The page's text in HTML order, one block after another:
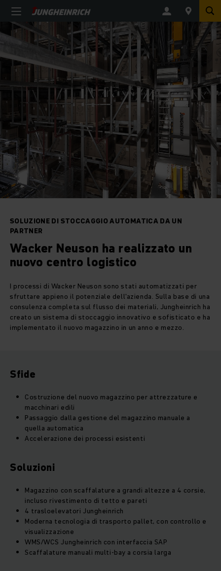
SOLUZIONE DI STOCCAGGIO AUTOMATICA DA UN
PARTNER
Wacker Neuson ha realizzato un
nuovo centro logistico
I processi di Wacker Neuson sono stati automatizzati per
sfruttare appieno il potenziale dell'azienda. Sulla base di una
consulenza completa sul flusso dei materiali, Jungheinrich ha
creato un sistema di stoccaggio innovativo e sofisticato e ha
implementato il nuovo magazzino in un anno e mezzo.
Sfide
Costruzione del nuovo magazzino per attrezzature e
macchinari edili
Passaggio dalla gestione del magazzino manuale a
quella automatica
Accelerazione dei processi esistenti
Soluzioni
Magazzino con scaffalature a grandi altezze a 4 corsie,
incluso rivestimento di tetto e pareti
4 trasloelevatori Jungheinrich
Moderna tecnologia di trasporto pallet, con controllo e
visualizzazione
WMS/WCS Jungheinrich con interfaccia SAP
Scaffalature manuali multi-bay a corsia larga